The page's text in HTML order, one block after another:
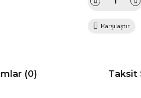
Karşılaştır
(0) Taksit